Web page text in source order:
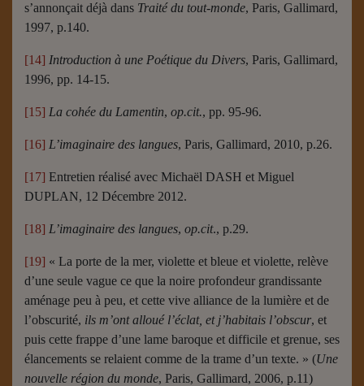
s’annonçait déjà dans Traité du tout-monde, Paris, Gallimard,
1997, p.140.
[14] Introduction à une Poétique du Divers, Paris, Gallimard,
1996, pp. 14-15.
[15] La cohée du Lamentin, op.cit., pp. 95-96.
[16] L’imaginaire des langues, Paris, Gallimard, 2010, p.26.
[17] Entretien réalisé avec Michaël DASH et Miguel
DUPLAN, 12 Décembre 2012.
[18] L’imaginaire des langues, op.cit., p.29.
[19] « La porte de la mer, violette et bleue et violette, relève
d’une seule vague ce que la noire profondeur grandissante
aménage peu à peu, et cette vive alliance de la lumière et de
l’obscurité, ils m’ont alloué l’éclat, et j’habitais l’obscur, et
puis cette frappe d’une lame baroque et difficile et grenue, ses
élancements se relaient comme de la trame d’un texte. » (Une
nouvelle région du monde, Paris, Gallimard, 2006, p.11)